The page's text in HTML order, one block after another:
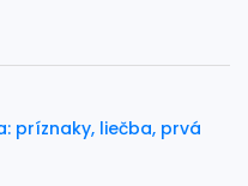
príznaky, liečba, prvá